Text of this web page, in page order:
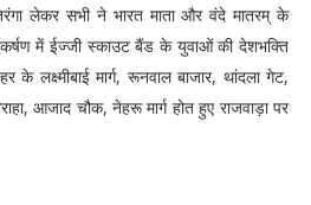
लेकर सभी ने भारत माता और वंदे मातरम् के
में ईज्जी स्काउट बैंड के युवाओं की देशभक्ति
के लक्ष्मीबाई मार्ग, रूनवाल बाजार, थांदला गेट,
आजाद चौक, नेहरू मार्ग होत हुए राजवाड़ा पर